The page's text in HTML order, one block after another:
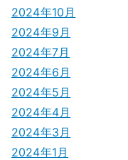
2024年10月
2024年9月
2024年7月
2024年6月
2024年5月
2024年4月
2024年3月
2024年1月